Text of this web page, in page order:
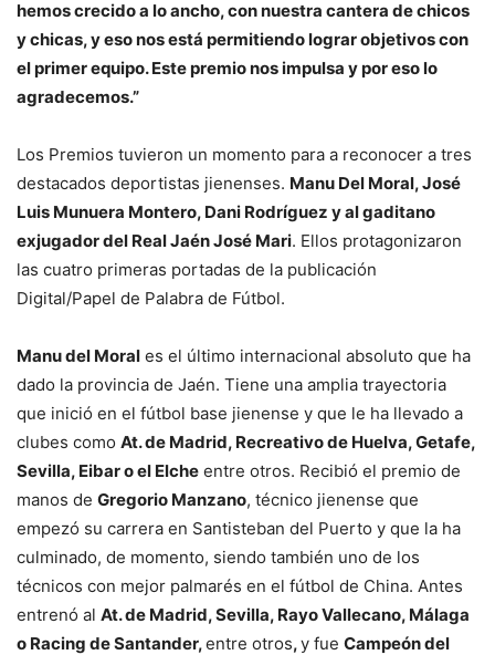
hemos crecido a lo ancho, con nuestra cantera de chicos
y chicas, y eso nos está permitiendo lograr objetivos con
el primer equipo. Este premio nos impulsa y por eso lo
agradecemos.”
Los Premios tuvieron un momento para a reconocer a tres
destacados deportistas jienenses. Manu Del Moral, José
Luis Munuera Montero, Dani Rodríguez y al gaditano
exjugador del Real Jaén José Mari. Ellos protagonizaron
las cuatro primeras portadas de la publicación
Digital/Papel de Palabra de Fútbol.
Manu del Moral es el último internacional absoluto que ha
dado la provincia de Jaén. Tiene una amplia trayectoria
que inició en el fútbol base jienense y que le ha llevado a
clubes como At. de Madrid, Recreativo de Huelva, Getafe,
Sevilla, Eibar o el Elche entre otros. Recibió el premio de
manos de Gregorio Manzano, técnico jienense que
empezó su carrera en Santisteban del Puerto y que la ha
culminado, de momento, siendo también uno de los
técnicos con mejor palmarés en el fútbol de China. Antes
entrenó al At. de Madrid, Sevilla, Rayo Vallecano, Málaga
o Racing de Santander,entre otros,y fue Campeón del